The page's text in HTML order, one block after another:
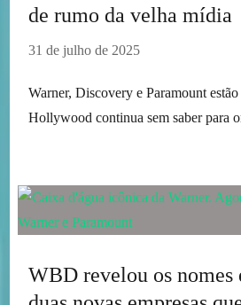
de rumo da velha mídia
31 de julho de 2025
Warner, Discovery e Paramount
Hollywood continua sem saber para
WBD revelou os nomes